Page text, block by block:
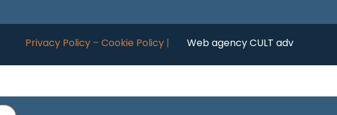
Privacy Policy – Cookie Policy | Web agency CULT adv